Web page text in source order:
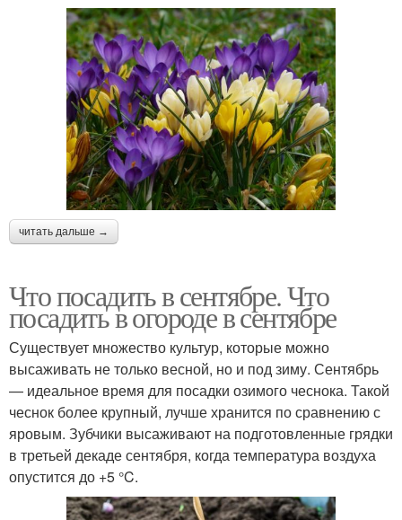
читать дальше →
Что посадить в сентябре. Что
посадить в огороде в сентябре
Существует множество культур, которые можно
высаживать не только весной, но и под зиму. Сентябрь
— идеальное время для посадки озимого чеснока. Такой
чеснок более крупный, лучше хранится по сравнению с
яровым. Зубчики высаживают на подготовленные грядки
в третьей декаде сентября, когда температура воздуха
опустится до +5 °C.